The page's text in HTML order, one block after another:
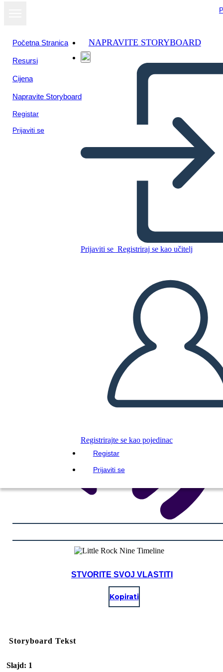
Početna Stranica
Resursi
Cijena
Napravite Storyboard
Registar
Prijaviti se
NAPRAVITE STORYBOARD
Prijaviti se Registriraj se kao učitelj
Registrirajte se kao pojedinac
Registar
Prijaviti se
Little Rock Nine Timeline
IZRADITE PLOČU SCENARIJA
REPRODUCIRAJ DIJAPROJEKCIJU
ČITAJ MI
STVORITE SVOJ VLASTITI
Kopirati
Storyboard Tekst
Slajd: 1